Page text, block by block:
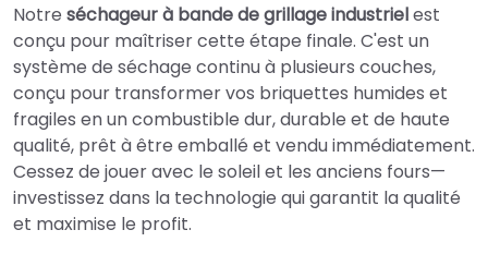
Notre séchageur à bande de grillage industrielest
conçu pour maîtriser cette étape finale. C'est un
système de séchage continu à plusieurs couches,
conçu pour transformer vos briquettes humides et
fragiles en un combustible dur, durable et de haute
qualité, prêt à être emballé et vendu immédiatement.
Cessez de jouer avec le soleil et les anciens fours—
investissez dans la technologie qui garantit la qualité
et maximise le profit.